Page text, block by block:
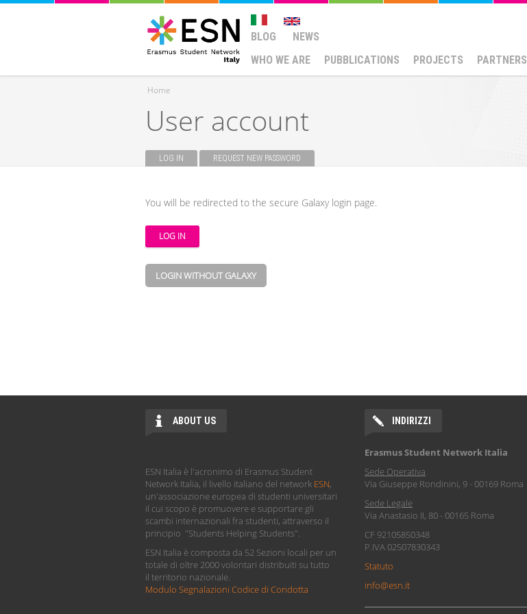
BLOG
NEWS
WHO WE ARE
PUBBLICATIONS PROJECTS PARTNERS
You are here
Home
User account
LOG IN (ACTIVE TAB)REQUEST NEW PASSWORD
You will be redirected to the secure Galaxy login page.
LOGIN WITHOUT GALAXY
ABOUT US
ESN Italia è l'acronimo di Erasmus Student
Network Italia, il livello italiano del network ESN,
un'associazione europea di studenti universitari
il cui scopo è promuovere e supportare gli
scambi internazionali fra studenti, attraverso il
principio "Students Helping Students".
ESN Italia è composta da 52 Sezioni locali per un
totale di oltre 2000 volontari distribuiti su tutto
il territorio nazionale.
Modulo Segnalazioni Codice di Condotta
INDIRIZZI
Erasmus Student Network Italia
Sede Operativa
Via Giuseppe Rondinini, 9 - 00169 Roma
Sede Legale
Via Anastasio II, 80 - 00165 Roma
CF 92105850348
P.IVA 02507830343
Statuto
info@esn.it